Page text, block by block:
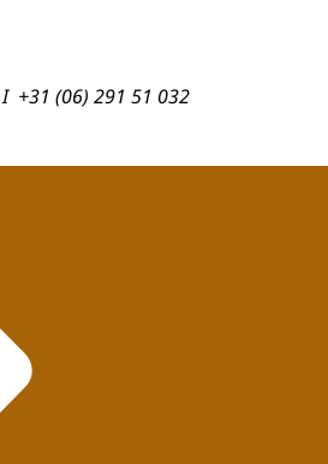
I +31 (06) 291 51 032